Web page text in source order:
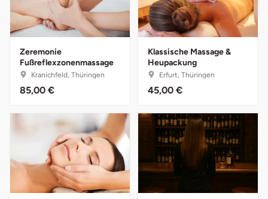
Zeremonie
Fußreflexzonenmassage
Kranichfeld, Thüringen
85,00 €
Klassische Massage &
Heupackung
Erfurt, Thüringen
45,00 €
Pirna
Plön
Potsdam
Potsdam-Mittelmark
Regensburg